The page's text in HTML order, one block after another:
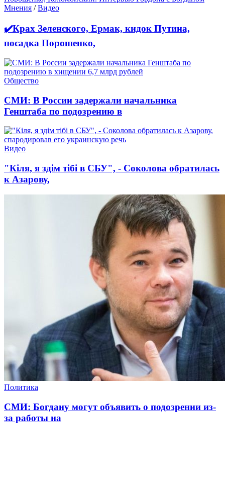
Мнения /Видео
✔️Крах Зеленского, Ермак, кидок Путина,
посадка Порошенко,
Общество
СМИ: В России задержали начальника
Генштаба по подозрению в
Видео
"Кіля, я здім тібі в СБУ", - Соколова обратилась
к Азарову,
Политика
СМИ: Богдану могут объявить о подозрении из-
за работы на